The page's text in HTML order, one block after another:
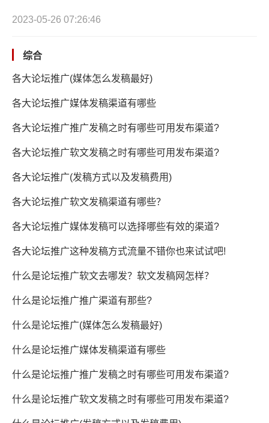
2023-05-26 07:26:46
综合
各大论坛推广(媒体怎么发稿最好)
各大论坛推广媒体发稿渠道有哪些
各大论坛推广推广发稿之时有哪些可用发布渠道?
各大论坛推广软文发稿之时有哪些可用发布渠道?
各大论坛推广(发稿方式以及发稿费用)
各大论坛推广软文发稿渠道有哪些？
各大论坛推广媒体发稿可以选择哪些有效的渠道?
各大论坛推广这种发稿方式流量不错你也来试试吧!
什么是论坛推广软文去哪发？软文发稿网怎样？
什么是论坛推广推广渠道有那些?
什么是论坛推广(媒体怎么发稿最好)
什么是论坛推广媒体发稿渠道有哪些
什么是论坛推广推广发稿之时有哪些可用发布渠道?
什么是论坛推广软文发稿之时有哪些可用发布渠道?